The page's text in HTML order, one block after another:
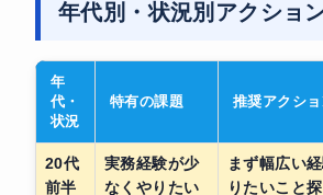
年代別・状況別アクショ
年
代・
状況
特有の課題 推奨アクシ
20代
前半
実務経験が少
なくやりたい
まず幅広い
りたいこと